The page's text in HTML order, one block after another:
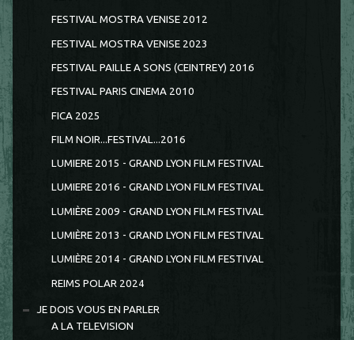
FESTIVAL MOSTRA VENISE 2012
FESTIVAL MOSTRA VENISE 2023
FESTIVAL PAILLE A SONS (CEINTREY) 2016
FESTIVAL PARIS CINEMA 2010
FICA 2025
FILM NOIR...FESTIVAL...2016
LUMIERE 2015 - GRAND LYON FILM FESTIVAL
LUMIERE 2016 - GRAND LYON FILM FESTIVAL
LUMIÈRE 2009 - GRAND LYON FILM FESTIVAL
LUMIÈRE 2013 - GRAND LYON FILM FESTIVAL
LUMIÈRE 2014 - GRAND LYON FILM FESTIVAL
REIMS POLAR 2024
JE DOIS VOUS EN PARLER
A LA TELEVISION